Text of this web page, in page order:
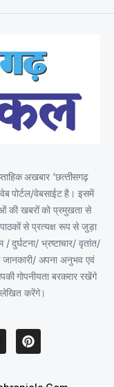
अखबार ‘छत्‍तीसगढ़
पोर्टल/वेबसाईट है। इसमें
की खबरों को प्रमुखता से
से प्रत्यक्ष रूप से जुड़ा
भ्रष्टाचार/ वृतांत/
अपना अनुभव एवं
गोपनीयता बरकरार रखेंगे
करेंगे।